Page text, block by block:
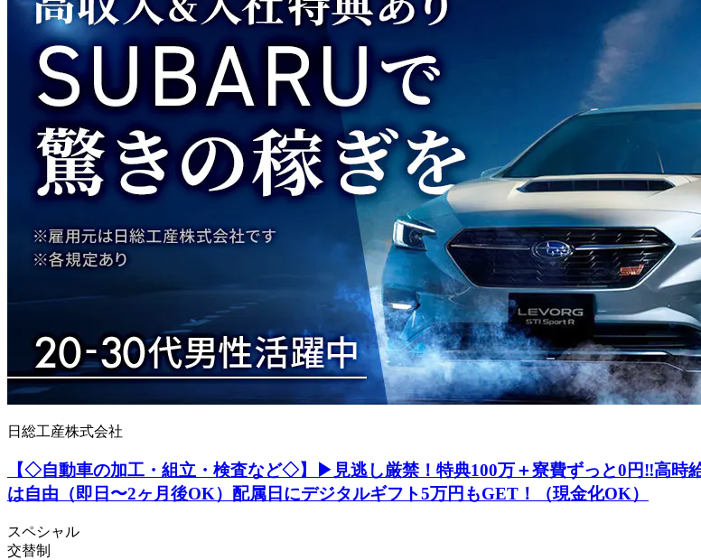
日総工産株式会社
【◇自動車の加工・組立・検査など◇】▶見逃し厳禁！特典100万＋寮費ずっと0円‼高時
は自由（即日〜2ヶ月後OK）配属日にデジタルギフト5万円もGET！（現金化OK）
スペシャル
交替制